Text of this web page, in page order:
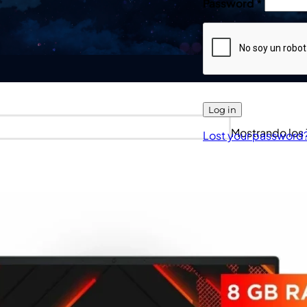
Log in
Lost yourMostrando los